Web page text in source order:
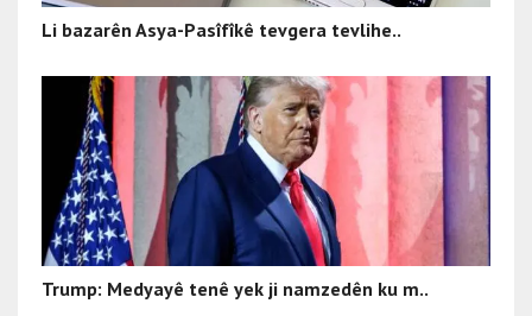
Li bazarên Asya-Pasîfîkê tevgera tevlihe..
Trump: Medyayê tenê yek ji namzedên ku m..